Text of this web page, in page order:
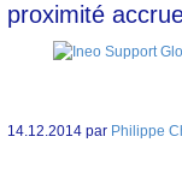
proximité
14.12.2014 par Philippe